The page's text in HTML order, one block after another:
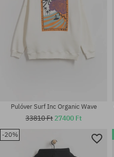
Elérhető méretek:
Pulóver Surf Inc Organic Wave
33810 Ft 27400 Ft
-20%